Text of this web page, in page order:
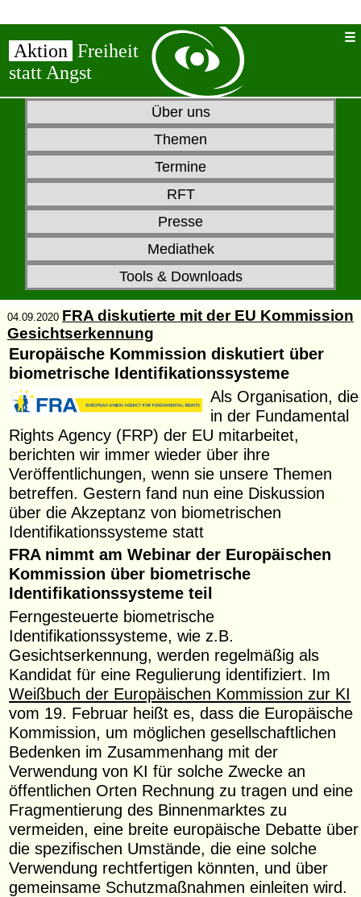
Aktion Freiheit
statt Angst
Über uns
Themen
Termine
RFT
Presse
Mediathek
Tools & Downloads
04.09.2020 FRA diskutierte mit der EU Kommission
Gesichtserkennung
Europäische Kommission diskutiert über
biometrische Identifikationssysteme
Als Organisation, die
in der Fundamental
Rights Agency (FRP) der EU mitarbeitet,
berichten wir immer wieder über ihre
Veröffentlichungen, wenn sie unsere Themen
betreffen. Gestern fand nun eine Diskussion
über die Akzeptanz von biometrischen
Identifikationssysteme statt
FRA nimmt am Webinar der Europäischen
Kommission über biometrische
Identifikationssysteme teil
Ferngesteuerte biometrische
Identifikationssysteme, wie z.B.
Gesichtserkennung, werden regelmäßig als
Kandidat für eine Regulierung identifiziert. Im
Weißbuch der Europäischen Kommission zur KI
vom 19. Februar heißt es, dass die Europäische
Kommission, um möglichen gesellschaftlichen
Bedenken im Zusammenhang mit der
Verwendung von KI für solche Zwecke an
öffentlichen Orten Rechnung zu tragen und eine
Fragmentierung des Binnenmarktes zu
vermeiden, eine breite europäische Debatte über
die spezifischen Umstände, die eine solche
Verwendung rechtfertigen könnten, und über
gemeinsame Schutzmaßnahmen einleiten wird.